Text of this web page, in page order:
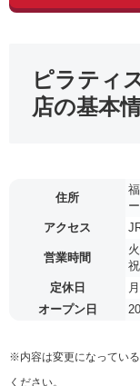
ピラティ
店の基本
住所
アクセス
営業時間
定休日
オープン日
※内容は変更になってい
ください。